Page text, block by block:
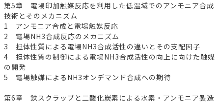
第5章 電場印加触媒反応を利用した低温域でのアンモニア合成
技術とそのメカニズム
1 アンモニア合成と電場触媒反応
2 電場NH3合成反応のメカニズム
3 担体性質による電場NH3合成活性の違いとその支配因子
4 担体性質の制御による電場NH3合成活性の向上に向けた触媒
の開発
5 電場触媒によるNH3オンデマンド合成への期待
第6章 鉄スクラップと二酸化炭素による水素・アンモニア製造